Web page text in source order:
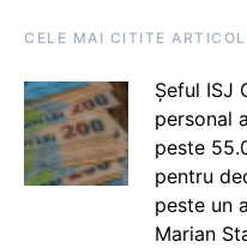
CELE MAI CITITE
Șeful ISJ
personal
peste
pentru
peste un
Marian